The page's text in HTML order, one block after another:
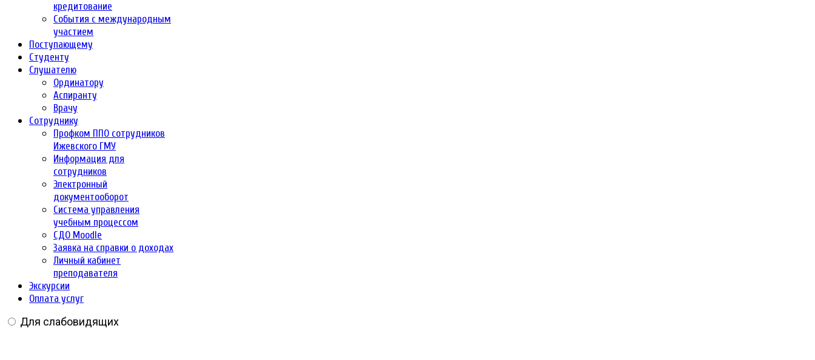
кредитование
События с международным
участием
Поступающему
Студенту
Слушателю
Ординатору
Аспиранту
Врачу
Сотруднику
Профком ППО сотрудников
Ижевского ГМУ
Информация для
сотрудников
Электронный
документооборот
Система управления
учебным процессом
СДО Moodle
Заявка на справки о доходах
Личный кабинет
преподавателя
Экскурсии
Оплата услуг
Для слабовидящих